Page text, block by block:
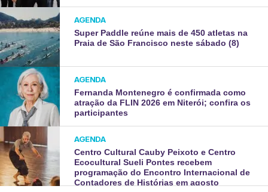
AGENDA
Super Paddle reúne mais de 450 atletas na
Praia de São Francisco neste sábado (8)
AGENDA
Fernanda Montenegro é confirmada como
atração da FLIN 2026 em Niterói; confira os
participantes
AGENDA
Centro Cultural Cauby Peixoto e Centro
Ecocultural Sueli Pontes recebem
programação do Encontro Internacional de
Contadores de Histórias em agosto